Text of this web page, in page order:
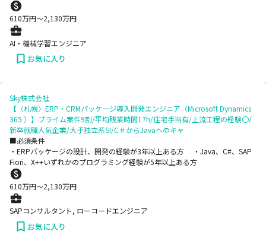
610万円〜2,130万円
AI・機械学習エンジニア
お気に入り
Sky株式会社
【〈札幌〉ERP・CRMパッケージ導入開発エンジニア（Microsoft Dynamics
365 ）】プライム案件9割/平均残業時間17h/住宅手当有/上流工程の経験〇/
新卒就職人気企業/大手独立系SI/C＃からJavaへのキャ
■必須条件
・ERPパッケージの設計、開発の経験が3年以上ある方 ・Java、C#、SAP
Fiori、X++いずれかのプログラミング経験が5年以上ある方
610万円〜2,130万円
SAPコンサルタント, ローコードエンジニア
お気に入り